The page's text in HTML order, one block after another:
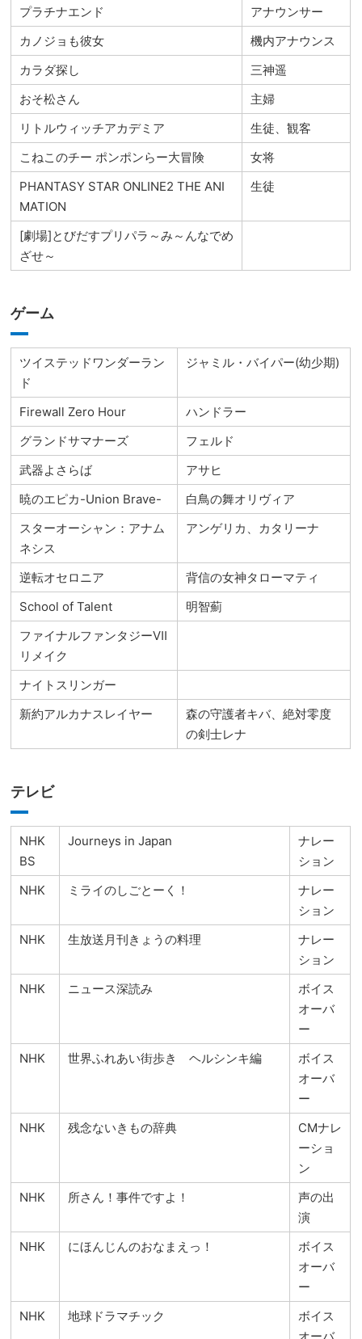
プラチナエンド
アナウンサー
カノジョも彼女
機内アナウンス
カラダ探し
三神遥
おそ松さん
主婦
リトルウィッチアカデミア
生徒、観客
こねこのチー ポンポンらー大冒険
女将
PHANTASY STAR ONLINE2 THE ANI
MATION
生徒
[劇場]とびだすプリパラ～み～んなでめ
ざせ～
ゲーム
ツイステッドワンダーラン
ド
ジャミル・バイパー(幼少期)
Firewall Zero Hour
ハンドラー
グランドサマナーズ
フェルド
武器よさらば
アサヒ
暁のエピカ-Union Brave-
白鳥の舞オリヴィア
スターオーシャン：アナム
ネシス
アンゲリカ、カタリーナ
逆転オセロニア
背信の女神タローマティ
School of Talent
明智薊
ファイナルファンタジーⅦ
リメイク
ナイトスリンガー
新約アルカナスレイヤー
森の守護者キバ、絶対零度
の剣士レナ
テレビ
NHK
BS
Journeys in Japan
ナレー
ション
NHK
ミライのしごとーく！
ナレー
ション
NHK
生放送月刊きょうの料理
ナレー
ション
NHK
ニュース深読み
ボイス
オーバ
ー
NHK
世界ふれあい街歩き ヘルシンキ編
ボイス
オーバ
ー
NHK
残念ないきもの辞典
CMナレ
ーショ
ン
NHK
所さん！事件ですよ！
声の出
演
NHK
にほんじんのおなまえっ！
ボイス
オーバ
ー
NHK
地球ドラマチック
ボイス